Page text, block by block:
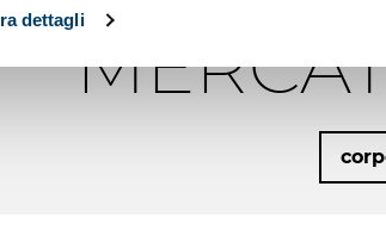
dettagli